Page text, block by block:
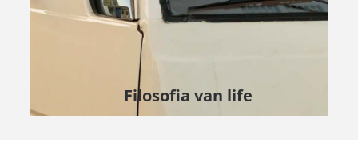
Filosofia van life